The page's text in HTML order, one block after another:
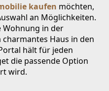
kaufen möchten,
an Möglichkeiten.
Wohnung in der
Haus in den
hält für jeden
die passende Option
wird.